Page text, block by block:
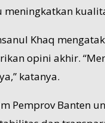
Khaq
opini akhir.
katanya.
Banten